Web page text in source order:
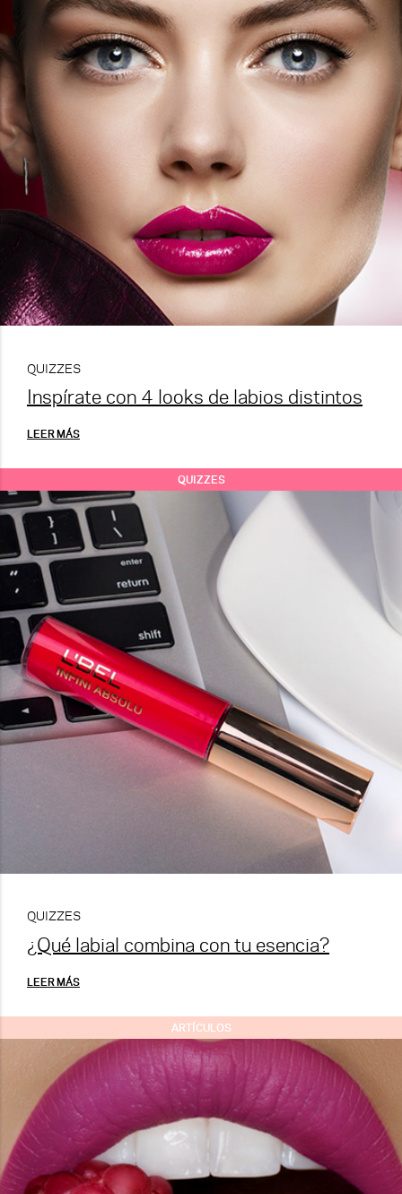
QUIZZES
Inspírate con 4 looks de labios distintos
LEER MÁS
QUIZZES
QUIZZES
¿Qué labial combina con tu esencia?
LEER MÁS
ARTÍCULOS